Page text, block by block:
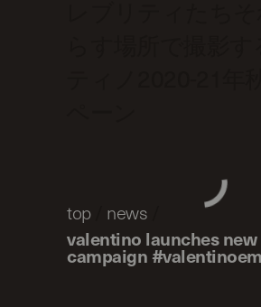
top/ news
valentino launches
campaign